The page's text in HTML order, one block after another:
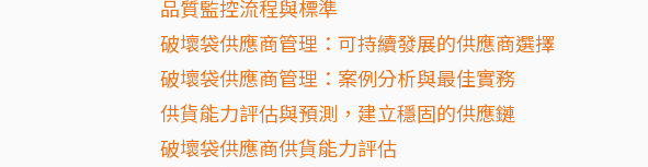
品質監控流程與標準
破壞袋供應商管理：可持續發展的供應商選擇
破壞袋供應商管理：案例分析與最佳實務
供貨能力評估與預測，建立穩固的供應鏈
破壞袋供應商供貨能力評估